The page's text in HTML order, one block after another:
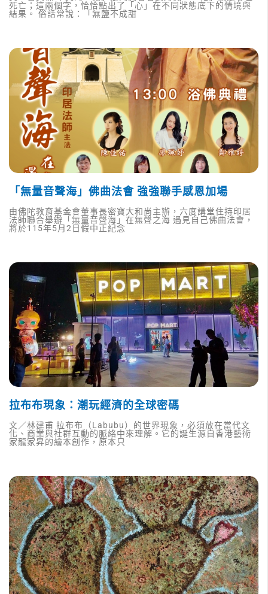
死亡；這兩個字，恰恰點出了「心」在不同狀態底下的情境與
結果。 俗話常說：「無鹽不成甜
「無量音聲海」佛曲法會 強強聯手感恩加場
由佛陀教育基金會董事長密寶大和尚主辦，六度講堂住持印居
法師聯合舉辦「無量音聲海」在無聲之海 遇見自己佛曲法會，
將於115年5月2日假中正紀念
拉布布現象：潮玩經濟的全球密碼
文／林建甫 拉布布（Labubu）的世界現象，必須放在當代文
化、商業與社群互動的脈絡中來理解。它的誕生源自香港藝術
家龍家昇的繪本創作，原本只